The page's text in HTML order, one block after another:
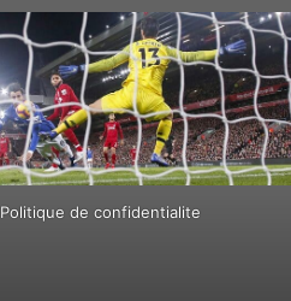
Politique de confidentialite